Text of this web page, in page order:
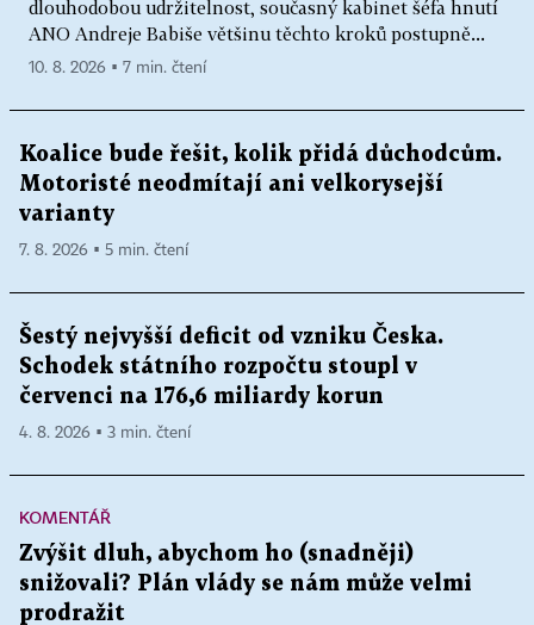
dlouhodobou udržitelnost, současný kabinet šéfa hnutí
ANO Andreje Babiše většinu těchto kroků postupně...
10. 8. 2026 ▪ 7 min. čtení
Koalice bude řešit, kolik přidá důchodcům.
Motoristé neodmítají ani velkorysejší
varianty
7. 8. 2026 ▪ 5 min. čtení
Šestý nejvyšší deficit od vzniku Česka.
Schodek státního rozpočtu stoupl v
červenci na 176,6 miliardy korun
4. 8. 2026 ▪ 3 min. čtení
KOMENTÁŘ
Zvýšit dluh, abychom ho (snadněji)
snižovali? Plán vlády se nám může velmi
prodražit